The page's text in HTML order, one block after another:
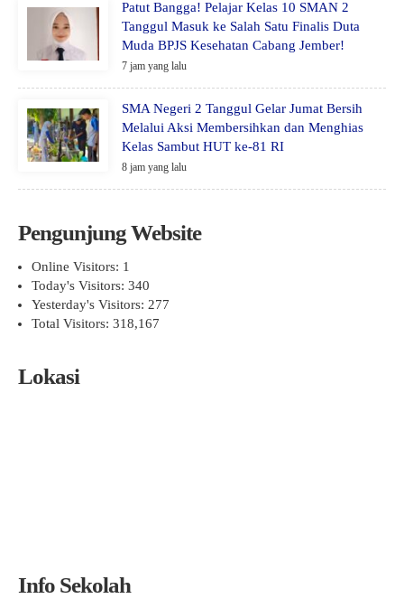
Patut Bangga! Pelajar Kelas 10 SMAN 2
Tanggul Masuk ke Salah Satu Finalis Duta
Muda BPJS Kesehatan Cabang Jember!
7 jam yang lalu
SMA Negeri 2 Tanggul Gelar Jumat Bersih
Melalui Aksi Membersihkan dan Menghias
Kelas Sambut HUT ke-81 RI
8 jam yang lalu
Pengunjung Website
Online Visitors: 1
Today's Visitors: 340
Yesterday's Visitors: 277
Total Visitors: 318,167
Lokasi
Info Sekolah